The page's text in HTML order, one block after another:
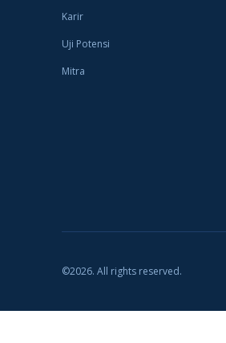
Karir
Uji Potensi
Mitra
©2026. All rights reserved.